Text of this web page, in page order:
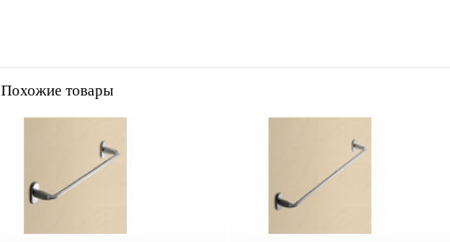
Похожие товары